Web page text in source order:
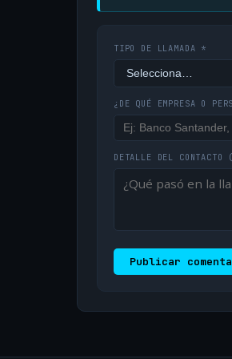
TIPO DE LLAMADA *
¿DE QUÉ EMPRESA O
DETALLE DEL CONTACTO
Publicar